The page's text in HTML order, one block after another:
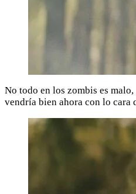
No todo en los zombis es
vendría bien ahora con lo cara